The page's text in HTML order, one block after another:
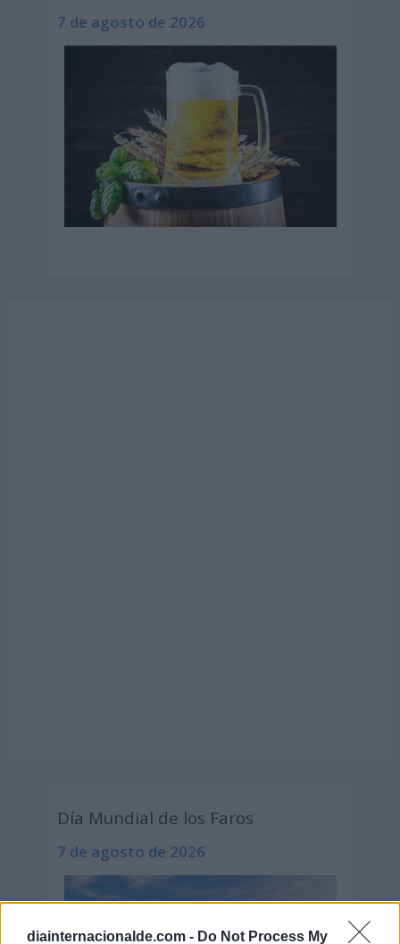
diainternacionalde.com - Do Not Process My
7 de agosto de 2026
Día Mundial de los Faros
7 de agosto de 2026